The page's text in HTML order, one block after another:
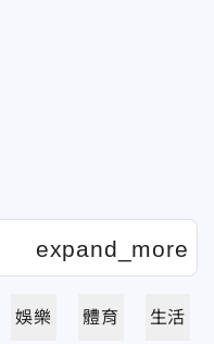
娛樂 體育 生活